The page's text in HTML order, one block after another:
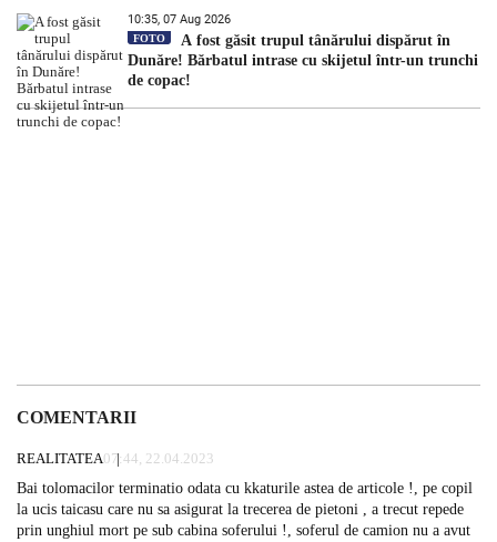
10:35, 07 Aug 2026
FOTO
A fost găsit trupul tânărului dispărut în
Dunăre! Bărbatul intrase cu skijetul într-un trunchi
de copac!
COMENTARII
REALITATEA07:44, 22.04.2023
Bai tolomacilor terminatio odata cu kkaturile astea de articole !, pe copil
la ucis taicasu care nu sa asigurat la trecerea de pietoni , a trecut repede
prin unghiul mort pe sub cabina soferului !, soferul de camion nu a avut